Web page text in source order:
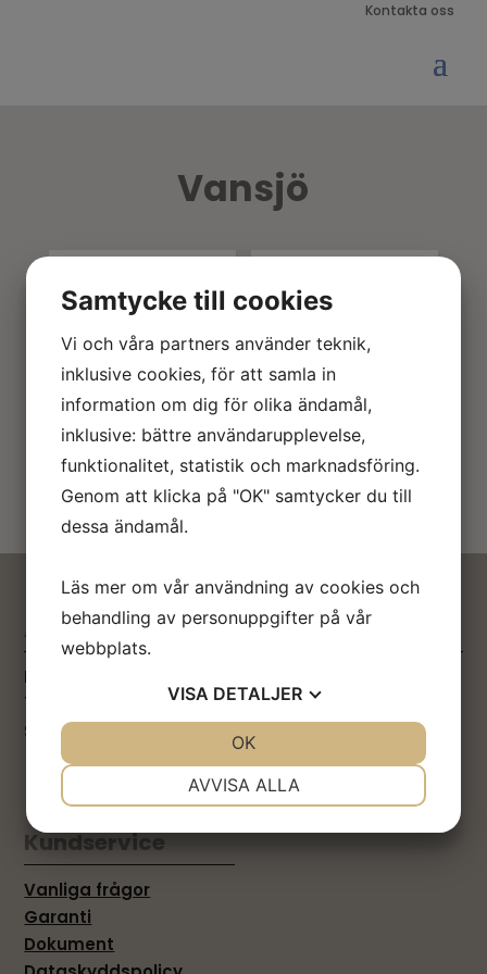
Kontakta oss
Vansjö
Vansjö
Vansjö
garageportar
Adress
Industrivägen 7
744 31, Heby
Sverige
Uppgifter
E-post:
info@furuhalls.se
Org.nr: 556556-1627
BG: 658-7711
Kundservice
Vanliga frågor
Garanti
Dokument
Samtycke till cookies
Vi och våra partners använder teknik,
inklusive cookies, för att samla in
information om dig för olika ändamål,
inklusive: bättre användarupplevelse,
funktionalitet, statistik och marknadsföring.
Genom att klicka på "OK" samtycker du till
dessa ändamål.
Läs mer om vår användning av cookies och
behandling av personuppgifter på vår
webbplats.
VISA DETALJER
MARKNADSFÖRING
AVVISA ALLA
OK